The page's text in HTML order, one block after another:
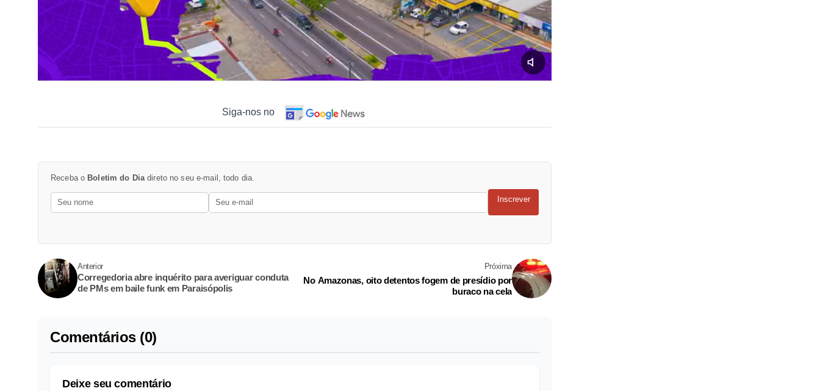
Siga-nos no
Receba o Boletim do Dia direto no seu e-mail, todo dia.
Inscrever
Anterior
Corregedoria abre inquérito para averiguar conduta
de PMs em baile funk em Paraisópolis
Próxima
No Amazonas, oito detentos fogem de presídio por
buraco na cela
Comentários (0)
Deixe seu comentário